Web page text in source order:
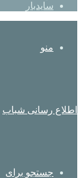
سایدبار
منو
اطلاع رسانی شباب
جستجو برای